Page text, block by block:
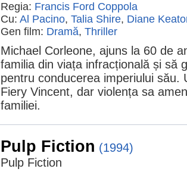
Regia: Francis Ford Coppola
Cu: Al Pacino, Talia Shire, Diane
Gen film: Dramă, Thriller
Michael Corleone, ajuns la 60 de
familia din viața infracțională și să
pentru conducerea imperiului său.
Fiery Vincent, dar violența sa
familiei.
Pulp Fiction (1994)
Pulp Fiction